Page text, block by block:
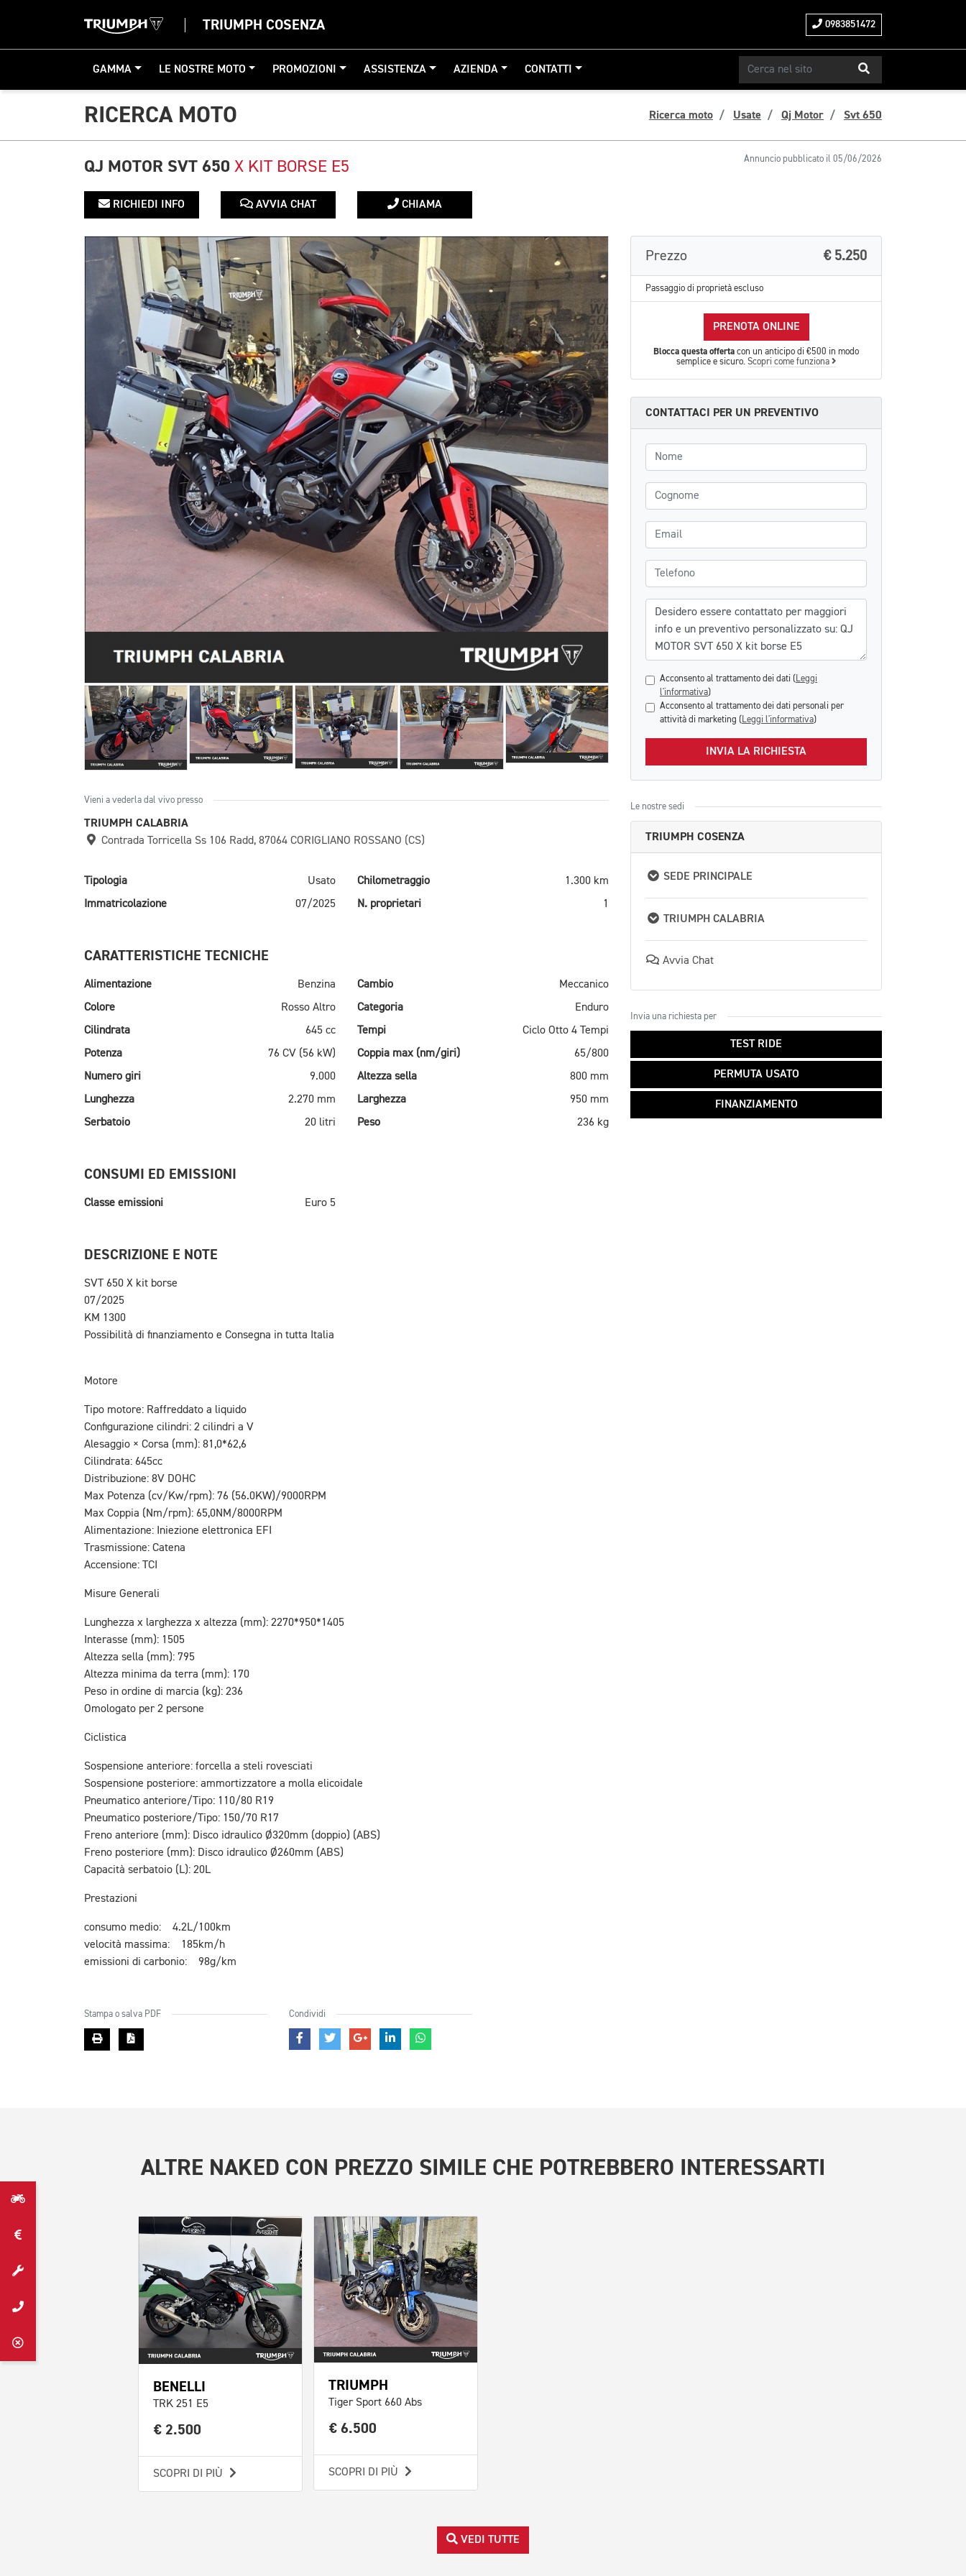
TRIUMPH COSENZA 0983851472
GAMMA LE NOSTRE MOTO PROMOZIONI ASSISTENZA AZIENDA CONTATTI
RICERCA MOTO Ricerca moto Usate Qj Motor Svt 650
Annuncio pubblicato il 05/06/2026
QJ MOTOR SVT 650 X KIT BORSE E5
RICHIEDI INFO AVVIA CHAT CHIAMA
Vieni a vederla dal vivo presso
TRIUMPH CALABRIA
Contrada Torricella Ss 106 Radd, 87064 CORIGLIANO ROSSANO (CS)
Tipologia Usato Chilometraggio
1.300 km
Immatricolazione
07/2025 N. proprietari 1
CARATTERISTICHE TECNICHE
Alimentazione Benzina Cambio
Meccanico
Colore
Rosso Altro Categoria
Enduro
Cilindrata
645 cc Tempi
Ciclo Otto 4 Tempi
Potenza
76 CV (56 kW) Coppia max (nm/giri)
65/800
Numero giri
9.000 Altezza sella
800 mm
Lunghezza
2.270 mm Larghezza
950 mm
Serbatoio
20 litri Peso 236 kg
CONSUMI ED EMISSIONI
Classe emissioni Euro 5
DESCRIZIONE E NOTE
SVT 650 X kit borse
07/2025
KM 1300
Possibilità di finanziamento e Consegna in tutta Italia
Motore
Tipo motore: Raffreddato a liquido
Configurazione cilindri: 2 cilindri a V
Alesaggio × Corsa (mm): 81,0*62,6
Cilindrata: 645cc
Distribuzione: 8V DOHC
Max Potenza (cv/Kw/rpm): 76 (56.0KW)/9000RPM
Max Coppia (Nm/rpm): 65,0NM/8000RPM
Alimentazione: Iniezione elettronica EFI
Trasmissione: Catena
Accensione: TCI
Misure Generali
Lunghezza x larghezza x altezza (mm): 2270*950*1405
Interasse (mm): 1505
Altezza sella (mm): 795
Altezza minima da terra (mm): 170
Peso in ordine di marcia (kg): 236
Omologato per 2 persone
Ciclistica
Sospensione anteriore: forcella a steli rovesciati
Sospensione posteriore: ammortizzatore a molla elicoidale
Pneumatico anteriore/Tipo: 110/80 R19
Pneumatico posteriore/Tipo: 150/70 R17
Freno anteriore (mm): Disco idraulico Ø320mm (doppio) (ABS)
Freno posteriore (mm): Disco idraulico Ø260mm (ABS)
Capacità serbatoio (L): 20L
Prestazioni
consumo medio: 4.2L/100km
velocità massima: 185km/h
emissioni di carbonio: 98g/km
Prezzo € 5.250
Passaggio di proprietà escluso
PRENOTA ONLINE
Blocca questa offerta con un anticipo di €500 in modo
semplice e sicuro. Scopri come funziona
CONTATTACI PER UN PREVENTIVO
Nome
Cognome
Email
Telefono
Messaggio
Acconsento al trattamento dei dati ( Leggi
l'informativa)
Acconsento al trattamento dei dati personali per
attività di marketing ( Leggi l'informativa)
INVIA LA RICHIESTA
Le nostre sedi
TRIUMPH COSENZA
SEDE PRINCIPALE
TRIUMPH CALABRIA
Avvia Chat
Invia una richiesta per
TEST RIDE
PERMUTA USATO
FINANZIAMENTO
Stampa o salva PDF Condividi
ALTRE NAKED CON PREZZO SIMILE CHE POTREBBERO INTERESSARTI
BENELLI
TRK 251 E5
€ 2.500
SCOPRI DI PIÙ
TRIUMPH
Tiger Sport 660 Abs
€ 6.500
SCOPRI DI PIÙ
VEDI TUTTE